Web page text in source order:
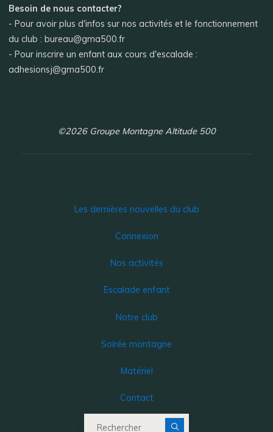
Besoin de nous contacter?
- Pour avoir plus d'infos sur nos activités et le fonctionnement
du club : bureau@gma500.fr
- Pour inscrire un enfant aux cours d'escalade :
adhesionsj@gma500.fr
©2026 Groupe Montagne Altitude 500
Les dernières nouvelles du club
Connexion
Nos activités
Escalade enfant
Notre club
Soirée montagne
Matériel
Contact